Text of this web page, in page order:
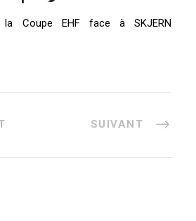
Coupe EHF face à SKJERN
SUIVANT